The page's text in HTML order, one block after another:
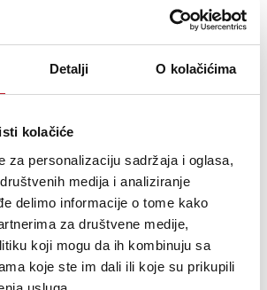
Detalji O kolačićima
kolačiće
za personalizaciju sadržaja i oglasa,
medija i analiziranje
delimo informacije o tome kako
za društvene medije,
koji mogu da ih kombinuju sa
koje ste im dali ili koje su prikupili
- Midi Klavijatura